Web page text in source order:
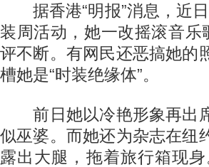
据香港“明报”消息，近日
装周活动，她一改摇滚音
评不断。有网民还恶搞她的
槽她是“时装绝缘体”。
前日她以冷艳形象再出
似巫婆。而她还为杂志在纽
露出大腿，拖着旅行箱现